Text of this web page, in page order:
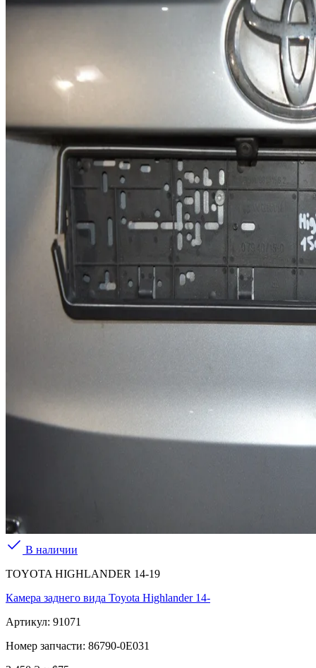
В наличии
TOYOTA HIGHLANDER 14-19
Камера заднего вида Toyota Highlander 14-
Артикул: 91071
Номер запчасти: 86790-0E031